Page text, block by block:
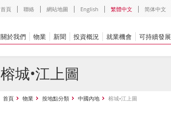
首頁 聯絡 網站地圖 English 繁體中文 简体中文
關於我們 物業 新聞 投資概況 就業機會 可持續發展
榕城•江上圖
首頁 物業 按地點分類 中國內地 榕城•江上圖